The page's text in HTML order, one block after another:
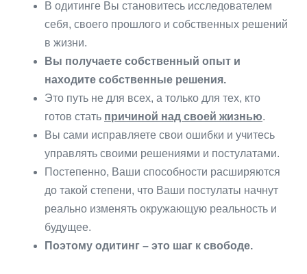
В одитинге Вы становитесь исследователем
себя, своего прошлого и собственных решений
в жизни.
Вы получаете собственный опыт и
находите собственные решения.
Это путь не для всех, а только для тех, кто
готов стать причиной над своей жизнью.
Вы сами исправляете свои ошибки и учитесь
управлять своими решениями и постулатами.
Постепенно, Ваши способности расширяются
до такой степени, что Ваши постулаты начнут
реально изменять окружающую реальность и
будущее.
Поэтому одитинг – это шаг к свободе.